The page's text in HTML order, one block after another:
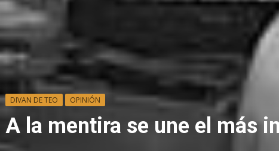
DIVAN DE TEO OPINIÓN
A la mentira se une el más